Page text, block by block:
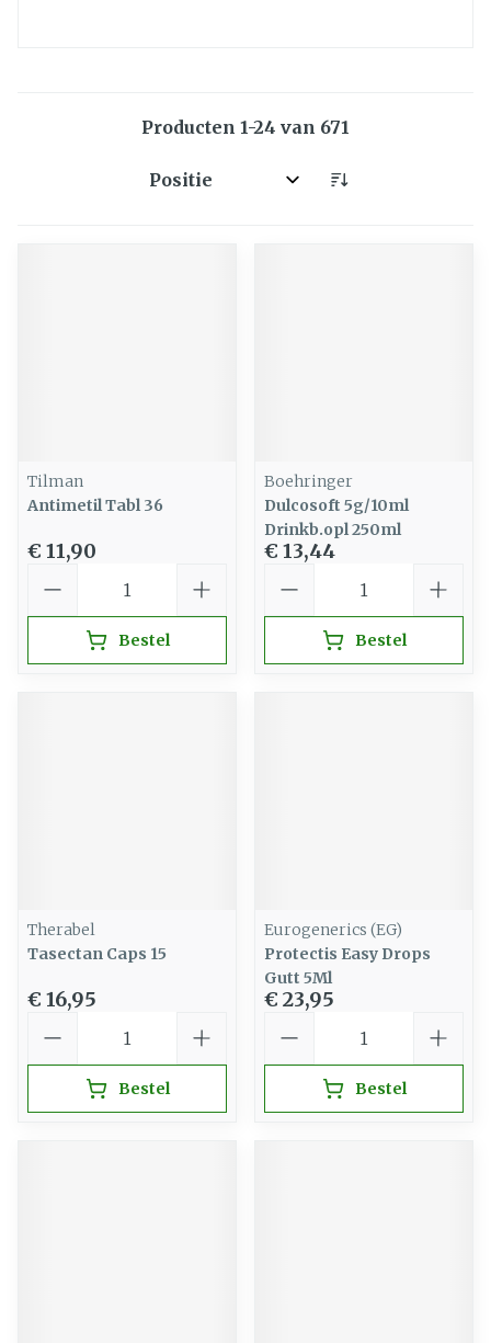
Producten 1-24 van 671
Sorteer op:
Tilman
Antimetil Tabl 36
€ 11,90
Bestel
Boehringer
Dulcosoft 5g/10ml
Drinkb.opl 250ml
€ 13,44
Bestel
Therabel
Tasectan Caps 15
€ 16,95
Bestel
Eurogenerics (EG)
Protectis Easy Drops
Gutt 5Ml
€ 23,95
Bestel